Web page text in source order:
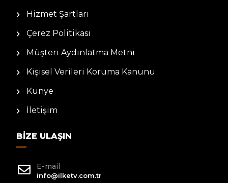
Hizmet Şartları
Çerez Politikası
Müşteri Aydınlatma Metni
Kişisel Verileri Koruma Kanunu
Künye
İletişim
BIZE ULAŞIN
E-mail
info@ilketv.com.tr